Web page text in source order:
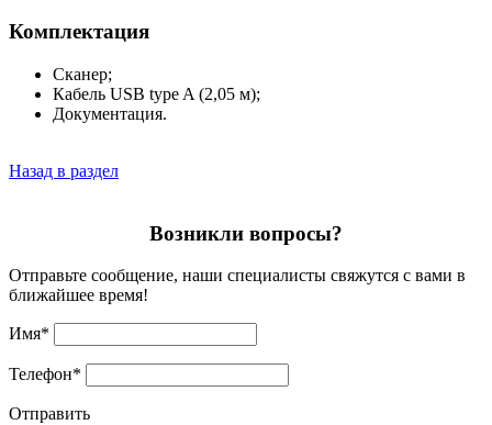
Комплектация
Сканер;
Кабель USB type A (2,05 м);
Документация.
Назад в раздел
Возникли вопросы?
Отправьте сообщение, наши специалисты свяжутся с вами в
ближайшее время!
Имя*
Телефон*
Отправить